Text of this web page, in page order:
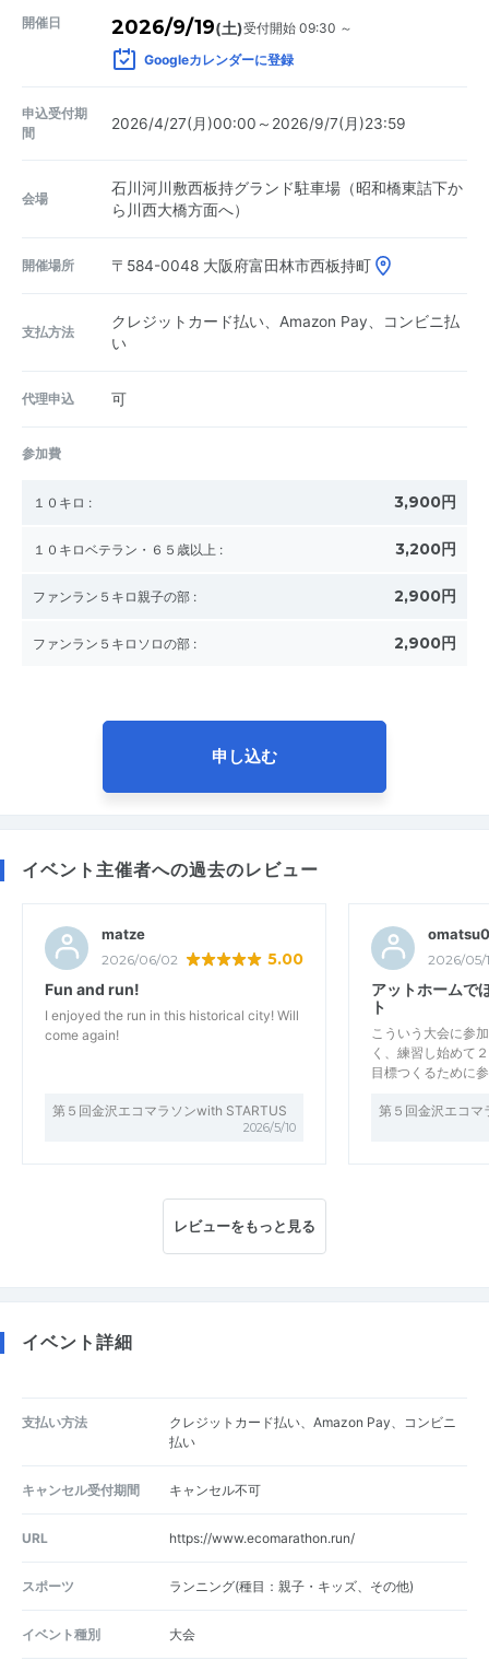
開催日 2026/9/19(土)受付開始 09:30 ～
Googleカレンダーに登録
申込受付期
間
2026/4/27(月)00:00～2026/9/7(月)23:59
会場
石川河川敷西板持グランド駐車場（昭和橋東詰下か
ら川西大橋方面へ）
開催場所 〒584-0048 大阪府富田林市西板持町
支払方法
クレジットカード払い、Amazon Pay、コンビニ払
い
代理申込 可
参加費
１０キロ : 3,900円
１０キロベテラン・６５歳以上 : 3,200円
ファンラン５キロ親子の部 : 2,900円
ファンラン５キロソロの部 : 2,900円
申し込む
イベント主催者への過去のレビュー
matze
2026/06/02 5.00
Fun and run!
I enjoyed the run in this historical city! Will
come again!
第５回金沢エコマラソンwith STARTUS
2026/5/10
2026/05/
アットホームで
ト
こういう大会に参
く、練習し始めて
目標つくるために
第５回金沢エコ
レビューをもっと見る
イベント詳細
支払い方法
クレジットカード払い、Amazon Pay、コンビニ
払い
キャンセル受付期間 キャンセル不可
URL https://www.ecomarathon.run/
スポーツ ランニング(種目：親子・キッズ、その他)
イベント種別 大会